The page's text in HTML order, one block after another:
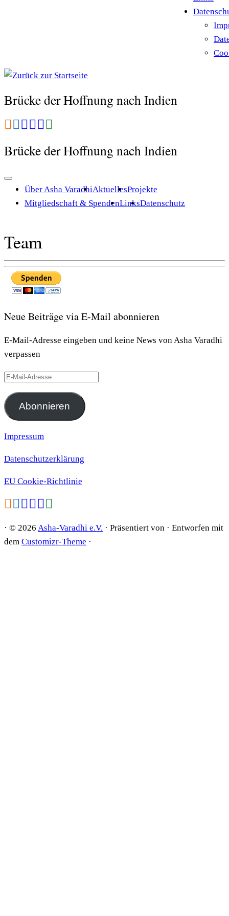
Brücke der Hoffnung nach Indien
Brücke der Hoffnung nach Indien
Über Asha VaradhiAktuellesProjekte
Mitgliedschaft & SpendenLinksDatenschutz
Team
Neue Beiträge via E-Mail abonnieren
E-Mail-Adresse eingeben und keine News von Asha Varadhi
verpassen
E-
Mail-
AdresseAbonnieren
Impressum
Datenschutzerklärung
EU Cookie-Richtlinie
· © 2026 Asha-Varadhi e.V. · Präsentiert von · Entworfen mit
dem Customizr-Theme ·